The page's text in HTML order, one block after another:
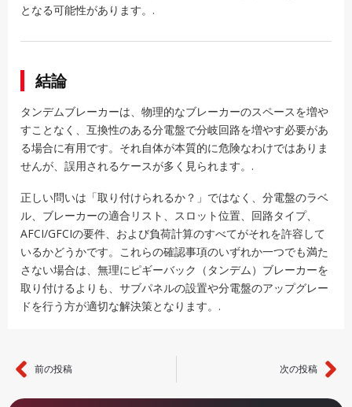
となる可能性があります。.
結論
タンデムブレーカーは、物理的なブレーカーのスペースを増や
すことなく、互換性のある分電盤で分岐回路を増やす必要があ
る場合に有用です。それ自体が本質的に危険なわけではありま
せんが、誤用されるケースが多く見られます。.
正しい問いは「取り付けられるか？」ではなく、分電盤のラベ
ル、ブレーカーの適合リスト、スロット位置、回路タイプ、
AFCI/GFCIの要件、および負荷計算のすべてがそれを許容して
いるかどうかです。これらの確認事項のいずれか一つでも満た
さない場合は、無理にピギーバック（タンデム）ブレーカーを
取り付けるよりも、サブパネルの設置や分電盤のアップグレー
ドを行う方が適切な解決策となります。.
前へ
前の投稿 次の投稿次